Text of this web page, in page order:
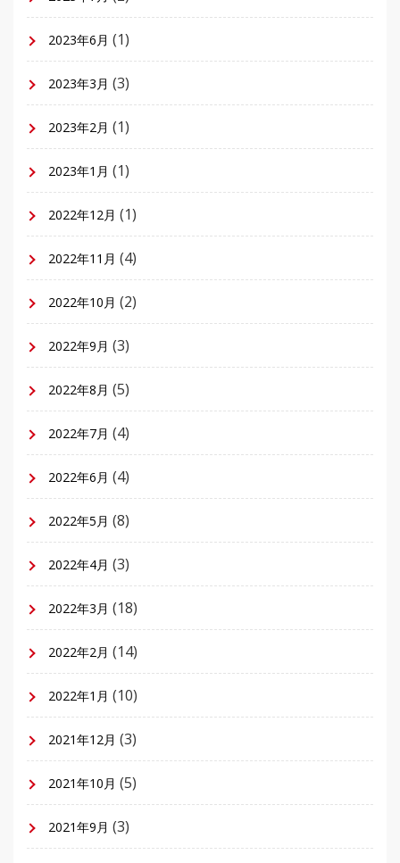
2023年6月 (1)
2023年3月 (3)
2023年2月 (1)
2023年1月 (1)
2022年12月 (1)
2022年11月 (4)
2022年10月 (2)
2022年9月 (3)
2022年8月 (5)
2022年7月 (4)
2022年6月 (4)
2022年5月 (8)
2022年4月 (3)
2022年3月 (18)
2022年2月 (14)
2022年1月 (10)
2021年12月 (3)
2021年10月 (5)
2021年9月 (3)